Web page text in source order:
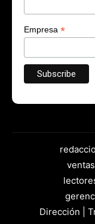
Empresa *
Dirección |